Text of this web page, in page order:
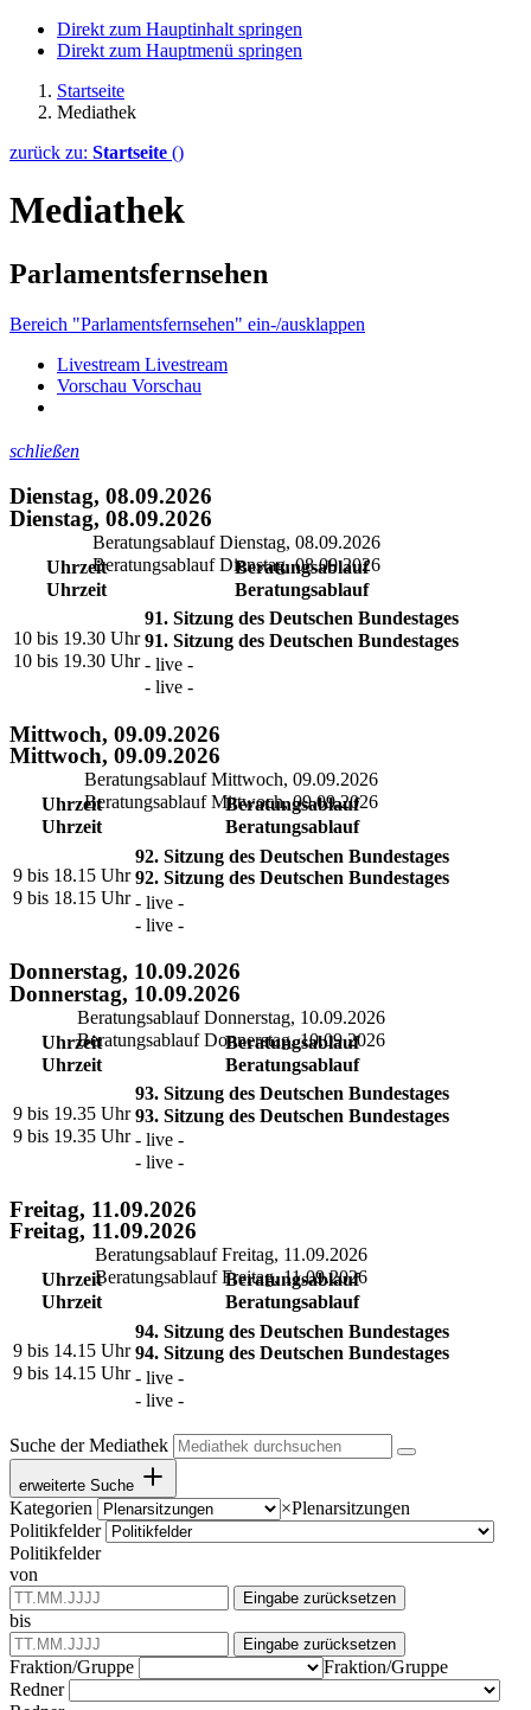
Direkt zum Hauptinhalt springen
Direkt zum Hauptmenü springen
Startseite
Mediathek
zurück zu: Startseite ()
Mediathek
Parlamentsfernsehen
Bereich "Parlamentsfernsehen" ein-/ausklappen
Livestream Livestream
Vorschau Vorschau
schließen
Dienstag, 08.09.2026
Beratungsablauf Dienstag, 08.09.2026
Uhrzeit
Beratungsablauf
10 bis 19.30 Uhr
91. Sitzung des Deutschen Bundestages
- live -
Mittwoch, 09.09.2026
Beratungsablauf Mittwoch, 09.09.2026
Uhrzeit
Beratungsablauf
9 bis 18.15 Uhr
92. Sitzung des Deutschen Bundestages
- live -
Donnerstag, 10.09.2026
Beratungsablauf Donnerstag, 10.09.2026
Uhrzeit
Beratungsablauf
9 bis 19.35 Uhr
93. Sitzung des Deutschen Bundestages
- live -
Freitag, 11.09.2026
Beratungsablauf Freitag, 11.09.2026
Uhrzeit
Beratungsablauf
9 bis 14.15 Uhr
94. Sitzung des Deutschen Bundestages
- live -
Dienstag, 08.09.2026
Beratungsablauf Dienstag, 08.09.2026
Uhrzeit
Beratungsablauf
10 bis 19.30 Uhr
91. Sitzung des Deutschen Bundestages
- live -
Mittwoch, 09.09.2026
Beratungsablauf Mittwoch, 09.09.2026
Uhrzeit
Beratungsablauf
9 bis 18.15 Uhr
92. Sitzung des Deutschen Bundestages
- live -
Donnerstag, 10.09.2026
Beratungsablauf Donnerstag, 10.09.2026
Uhrzeit
Beratungsablauf
9 bis 19.35 Uhr
93. Sitzung des Deutschen Bundestages
- live -
Freitag, 11.09.2026
Beratungsablauf Freitag, 11.09.2026
Uhrzeit
Beratungsablauf
9 bis 14.15 Uhr
94. Sitzung des Deutschen Bundestages
- live -
Suche der Mediathek
erweiterte Suche
Kategorien ×Plenarsitzungen
Politikfelder
Politikfelder
von
Eingabe zurücksetzen
bis
Eingabe zurücksetzen
Fraktion/Gruppe
Fraktion/Gruppe
Redner